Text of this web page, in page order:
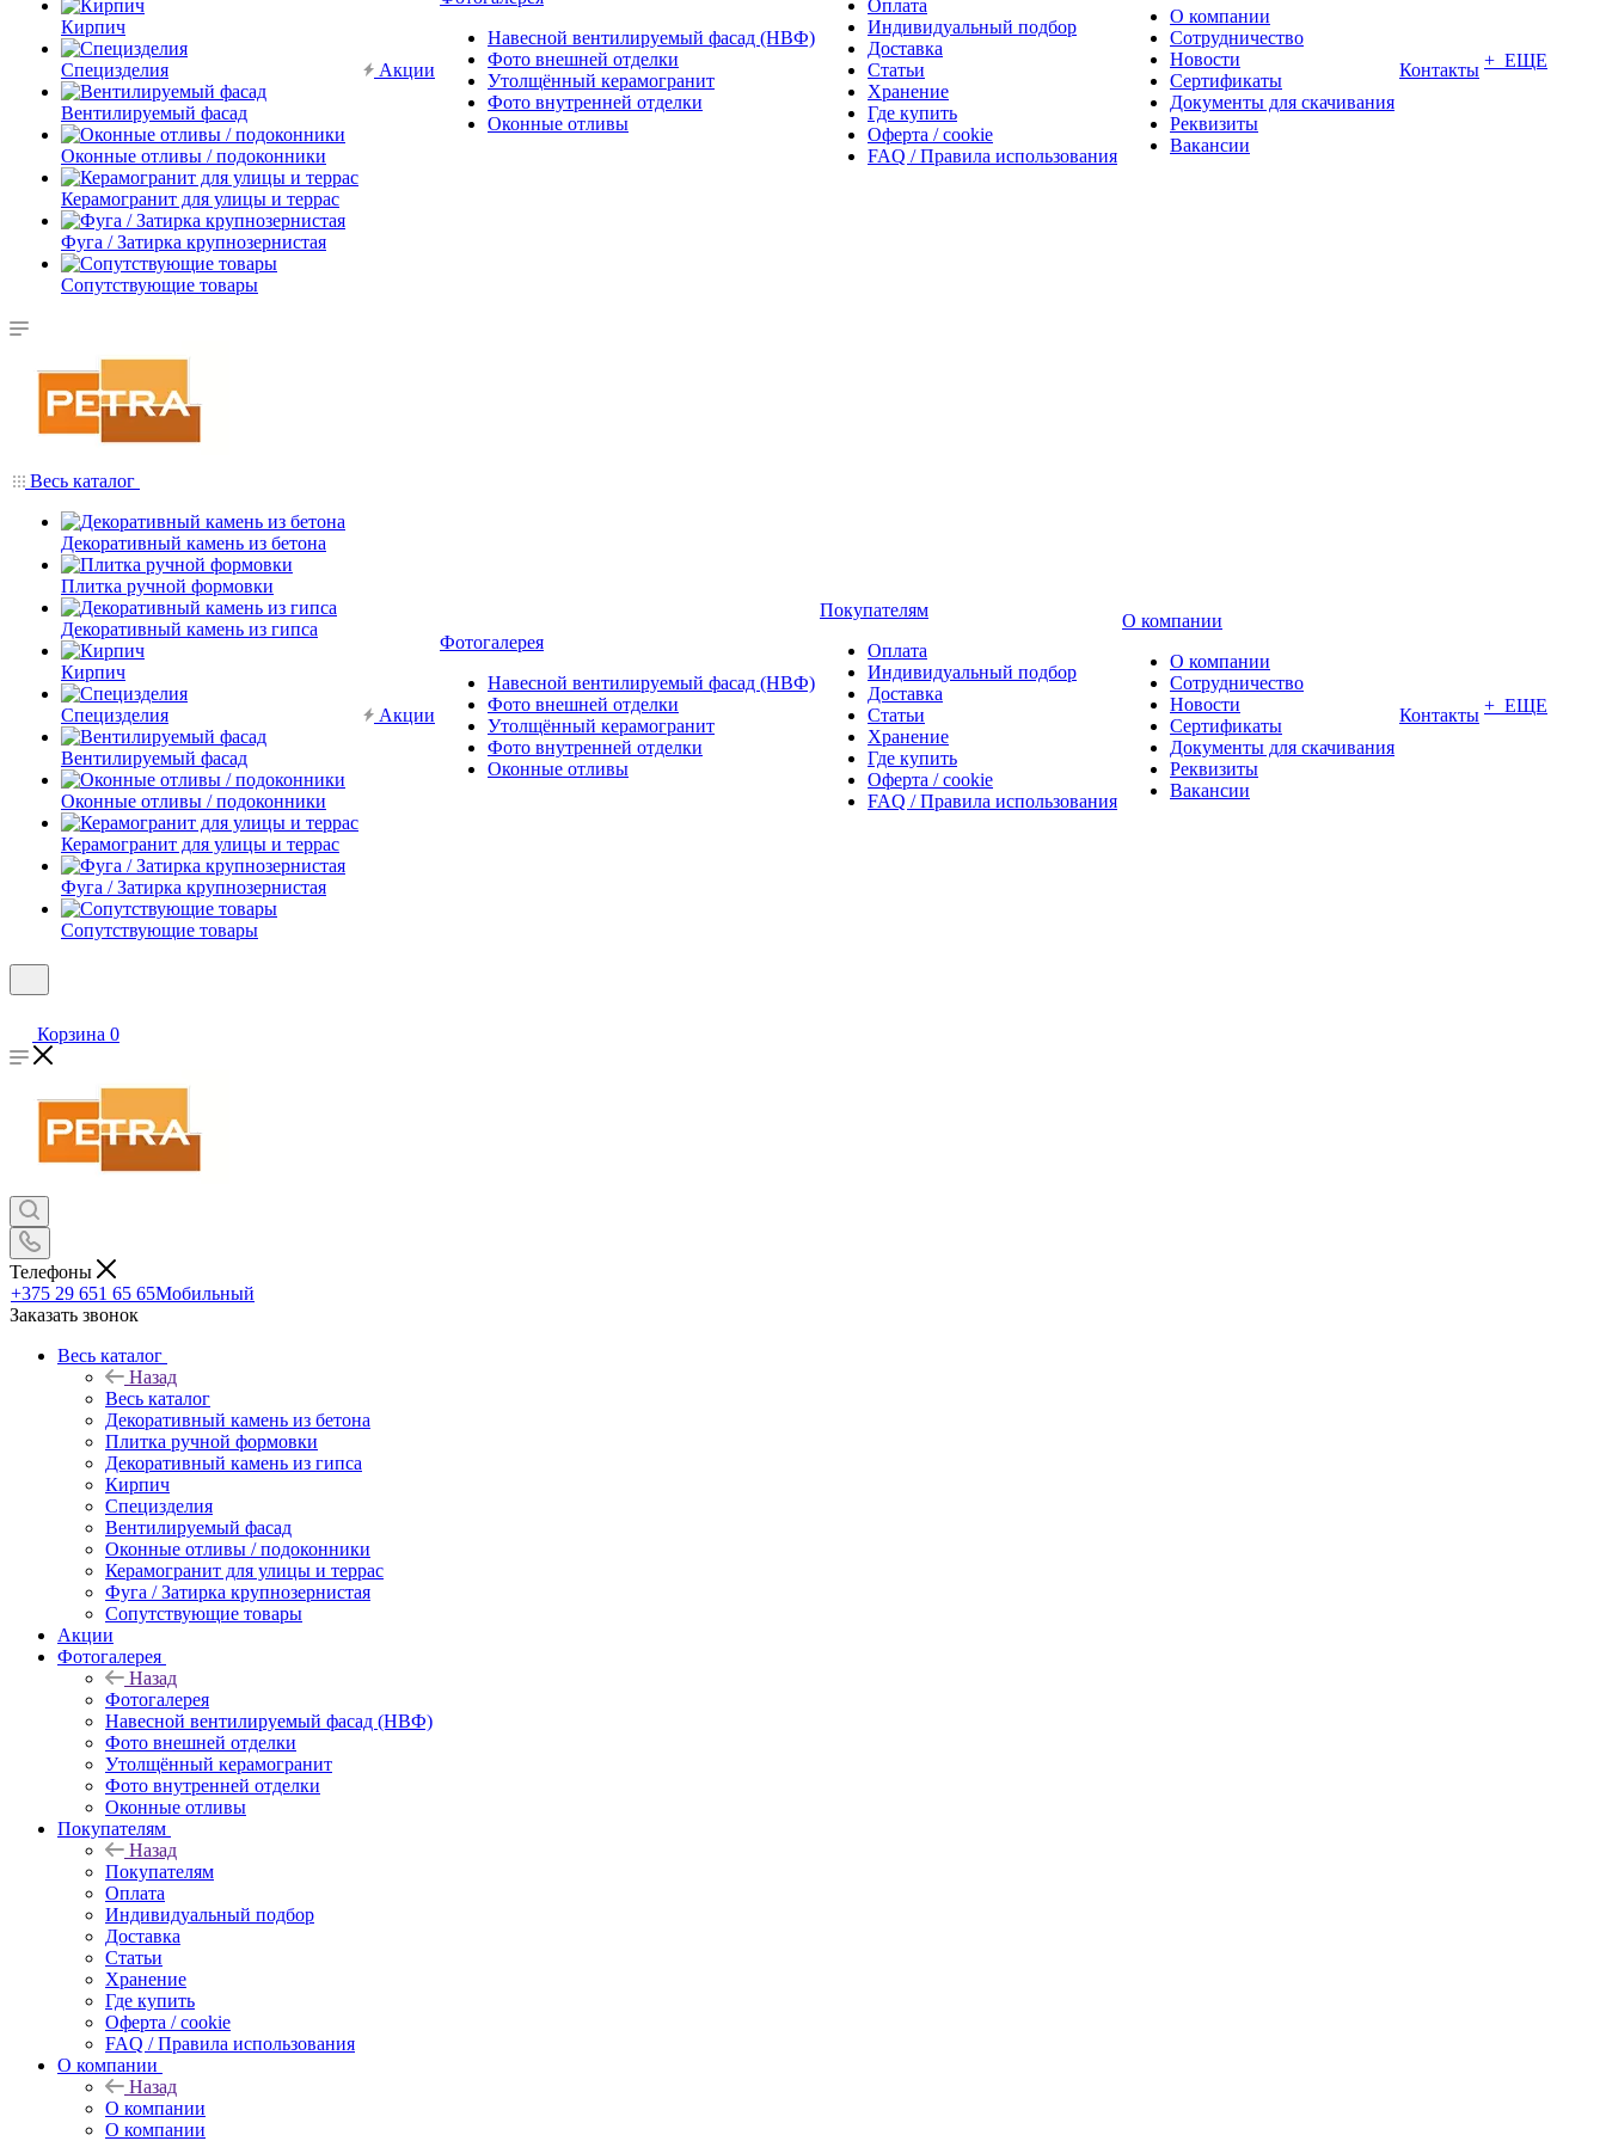
Кирпич
Специзделия
Вентилируемый фасад
Оконные отливы / подоконники
Керамогранит для улицы и террас
Фуга / Затирка крупнозернистая
Сопутствующие товары
Акции
Навесной вентилируемый фасад (НВФ)
Фото внешней отделки
Утолщённый керамогранит
Фото внутренней отделки
Оконные отливы
Оплата
Индивидуальный подбор
Доставка
Статьи
Хранение
Где купить
Оферта / cookie
FAQ / Правила использования
О компании
Сотрудничество
Новости
Сертификаты
Документы для скачивания
Реквизиты
Вакансии
Контакты + ЕЩЕ
Весь каталог
Декоративный камень из бетона
Плитка ручной формовки
Декоративный камень из гипса
Кирпич
Специзделия
Вентилируемый фасад
Оконные отливы / подоконники
Керамогранит для улицы и террас
Фуга / Затирка крупнозернистая
Сопутствующие товары
Акции
Фотогалерея
Навесной вентилируемый фасад (НВФ)
Фото внешней отделки
Утолщённый керамогранит
Фото внутренней отделки
Оконные отливы
Покупателям
Оплата
Индивидуальный подбор
Доставка
Статьи
Хранение
Где купить
Оферта / cookie
FAQ / Правила использования
О компании
О компании
Сотрудничество
Новости
Сертификаты
Документы для скачивания
Реквизиты
Вакансии
Контакты + ЕЩЕ
Корзина 0
Телефоны
+375 29 651 65 65Мобильный
Заказать звонок
Весь каталог
Назад
Весь каталог
Декоративный камень из бетона
Плитка ручной формовки
Декоративный камень из гипса
Кирпич
Специзделия
Вентилируемый фасад
Оконные отливы / подоконники
Керамогранит для улицы и террас
Фуга / Затирка крупнозернистая
Сопутствующие товары
Акции
Фотогалерея
Назад
Фотогалерея
Навесной вентилируемый фасад (НВФ)
Фото внешней отделки
Утолщённый керамогранит
Фото внутренней отделки
Оконные отливы
Покупателям
Назад
Покупателям
Оплата
Индивидуальный подбор
Доставка
Статьи
Хранение
Где купить
Оферта / cookie
FAQ / Правила использования
О компании
Назад
О компании
О компании